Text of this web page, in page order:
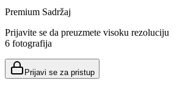
Premium Sadržaj
Prijavite se da preuzmete visoku rezoluciju
6 fotografija
Prijavi se za pristup